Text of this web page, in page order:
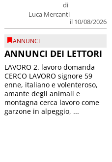
di
Luca Mercanti
il 10/08/2026
ANNUNCI
ANNUNCI DEI LETTORI
LAVORO 2. lavoro domanda
CERCO LAVORO signore 59
enne, italiano e volenteroso,
amante degli animali e
montagna cerca lavoro come
garzone in alpeggio, ...